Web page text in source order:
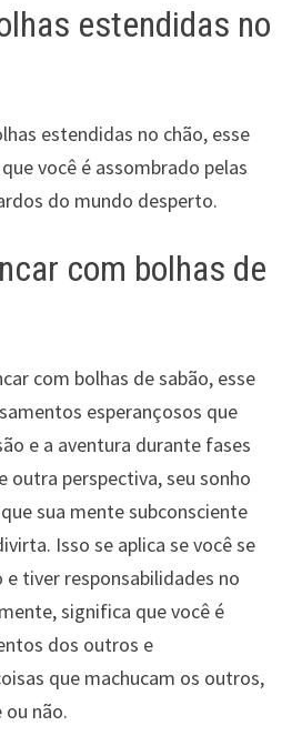
estendidas no
estendidas no chão, esse
você é assombrado pelas
do mundo desperto.
com bolhas de
com bolhas de sabão, esse
esperançosos que
e a aventura durante fases
outra perspectiva, seu sonho
sua mente subconsciente
Isso se aplica se você se
tiver responsabilidades no
significa que você é
dos outros e
que machucam os outros,
não.